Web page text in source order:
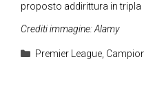
proposto addirittura in tripla
Crediti immagine: Alamy
Categorie
Premier League,